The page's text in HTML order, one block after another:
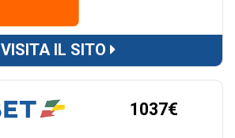
VISITA IL SITO
1037€